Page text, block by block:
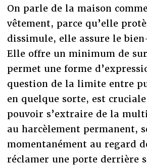
On parle de la maison
vêtement, parce qu’elle
dissimule, elle assure le
Elle offre un minimum de
permet une forme
question de la limite entre
en quelque sorte, est
pouvoir s’extraire de la
au harcèlement permanent,
momentanément au regard
réclamer une porte derrière